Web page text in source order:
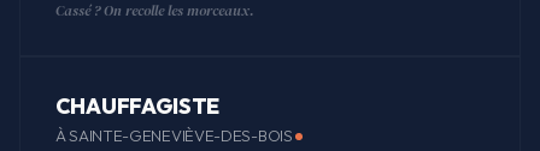
Cassé ? On recolle les morceaux.
CHAUFFAGISTE
À SAINTE-GENEVIÈVE-DES-BOIS